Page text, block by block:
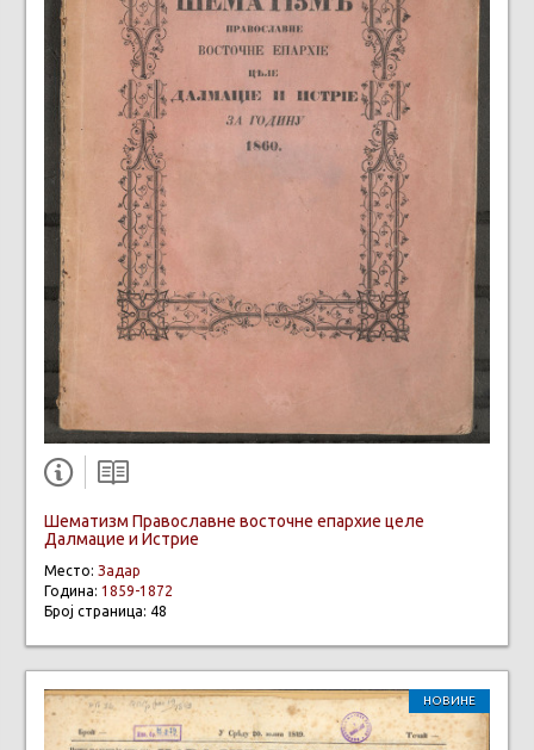
Шематизм Православне восточне епархие целе
Далмацие и Истрие
Место: Задар
Година: 1859-1872
Број страница: 48
НОВИНЕ